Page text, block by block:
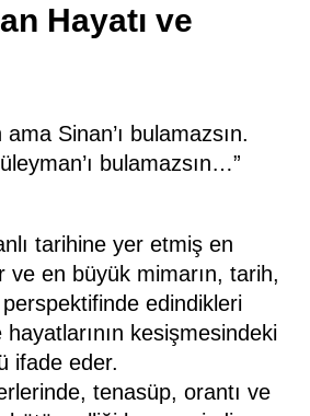
Hayatı ve
Sinan’ı bulamazsın.
bulamazsın…”
tarihine yer etmiş en
ve en büyük mimarın, tarih,
edindikleri
kesişmesindeki
ifade eder.
tenasüp, orantı ve